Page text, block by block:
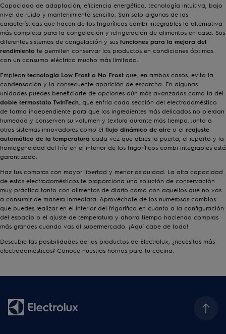
Capacidad de adaptación, eficiencia energética, tecnología intuitiva, bajo
nivel de ruido y mantenimiento sencillo. Son solo algunas de las
características que hacen de los frigoríficos combi integrables la alternativa
más completa para la congelación y refrigeración de alimentos en casa. Sus
diferentes sistemas de congelación y sus funciones para la mejora del
rendimiento te permiten conservar los productos en condiciones óptimas
con un consumo eléctrico mucho más limitado.
Emplean tecnología Low Frost o No Frost que, en ambos casos, evita la
condensación y la consecuente aparición de escarcha. En algunas
unidades puedes beneficiarte de opciones aún más avanzadas como la del
doble termostato TwinTech , que enfría cada sección del electrodoméstico
de forma independiente para que los ingredientes más delicados no pierdan
humedad y conserven su volumen y textura durante más tiempo. Junto a
otros sistemas innovadores como el flujo dinámico de aire o el reajuste
automático de la temperatura cada vez que abres la puerta, el reparto y la
homogeneidad del frío en el interior de los frigoríficos combi integrables está
garantizado.
Haz tus compras con mayor libertad y menor asiduidad. La alta capacidad
de estos electrodomésticos te proporciona una solución de conservación
muy práctica tanto con alimentos de diario como con aquellos que no vas
a consumir de manera inmediata. Aprovéchate de los numerosos cambios
que puedes realizar en el interior del frigorífico en cuanto a la configuración
del espacio o el ajuste de temperatura y ahorra tiempo haciendo compras
más grandes cuando vas al supermercado. ¡Aquí cabe de todo!
Descubre las posibilidades de los productos de Electrolux, ¿necesitas más
electrodomésticos? Conoce nuestros hornos para tu cocina.